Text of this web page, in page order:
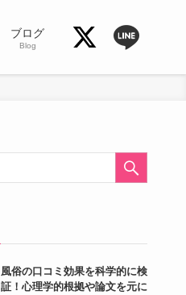
ブログ
Blog
風俗の口コミ効果を科学的に検
証！心理学的根拠や論文を元に